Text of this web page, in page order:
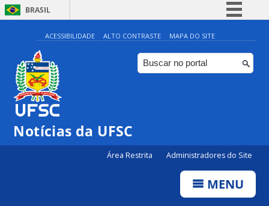
BRASIL
Simplifique!
Comunica BR
Participe
ACESSIBILIDADE ALTO CONTRASTE MAPA DO SITE
Notícias da UFSC
Área Restrita Administradores do Site
MENU